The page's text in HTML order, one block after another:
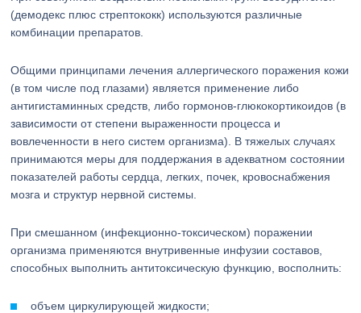
(демодекс плюс стрептококк) используются различные
комбинации препаратов.
Общими принципами лечения аллергического поражения кожи
(в том числе под глазами) является применение либо
антигистаминных средств, либо гормонов-глюкокортикоидов (в
зависимости от степени выраженности процесса и
вовлеченности в него систем организма). В тяжелых случаях
принимаются меры для поддержания в адекватном состоянии
показателей работы сердца, легких, почек, кровоснабжения
мозга и структур нервной системы.
При смешанном (инфекционно-токсическом) поражении
организма применяются внутривенные инфузии составов,
способных выполнить антитоксическую функцию, восполнить:
объем циркулирующей жидкости;